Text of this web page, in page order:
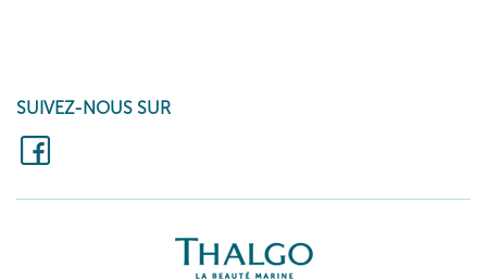
SUIVEZ-NOUS SUR